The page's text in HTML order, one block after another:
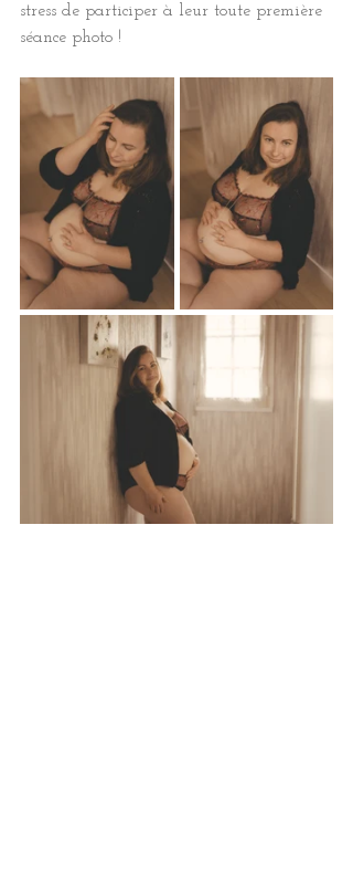
stress de participer à leur toute première
séance photo !